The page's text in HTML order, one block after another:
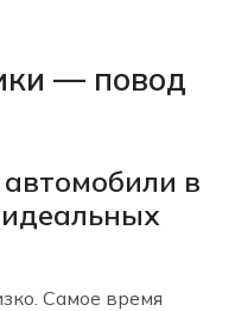
— повод
в
Самое время